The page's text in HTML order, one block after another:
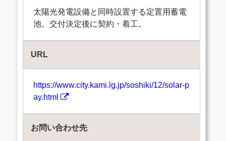
太陽光発電設備と同時設置する定置用蓄電
池。交付決定後に契約・着工。
URL
https://www.city.kami.lg.jp/soshiki/12/solar-p
ay.html
お問い合わせ先